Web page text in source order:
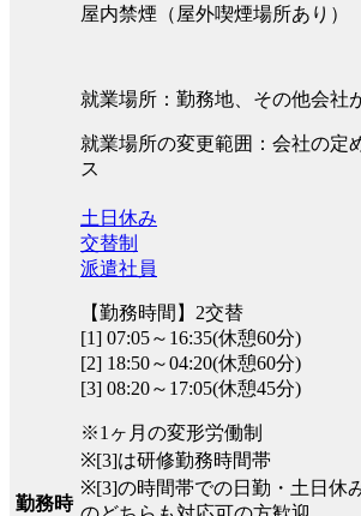
屋内禁煙（屋外喫煙場所あり）
就業場所：勤務地、その他会社
就業場所の変更範囲：会社の定
ス
勤務時
土日休み
交替制
派遣社員
【勤務時間】2交替
[1] 07:05～16:35(休憩60分)
[2] 18:50～04:20(休憩60分)
[3] 08:20～17:05(休憩45分)
※1ヶ月の変形労働制
※[3]は研修勤務時間帯
※[3]の時間帯での日勤・土日休